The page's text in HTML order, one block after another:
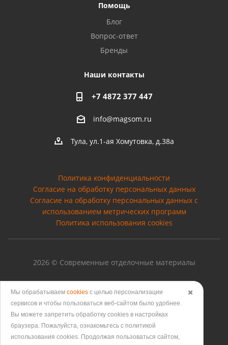
Помощь
Блог
Вопрос-ответ
Бренды
Наши контакты
+7 4872 377 447
info@magsom.ru
Тула, ул.1-ая Хомутовка, д.38а
Политика конфиденциальности
Согласие на обработку персональных данных
Cогласие на обработку персональных данных с
использованием метрических программ
Политика использования cookies
2026 © Современные отделочные материалы
Версия для печати
✖️
Мы обрабатываем cookies с целью персонализации
сервисов и чтобы пользоваться веб-сайтом было удобнее.
Вы можете запретить обработку сookies в настройках
браузера. Пожалуйста, ознакомьтесь с политикой
использования cookies. Продолжая пользоваться сайтом,